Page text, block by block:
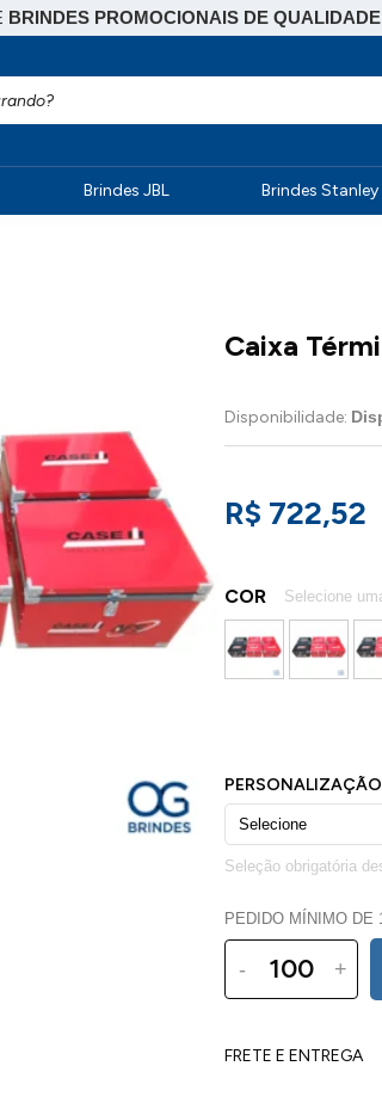
BRINDES PROMOCIONAIS DE QUALIDADE
Brindes JBL Brindes Stanley
Caixa
Disponibilidade:
R$ 722,52
COR
PEDIDO MÍNIMO DE
- +
FRETE E ENTREGA